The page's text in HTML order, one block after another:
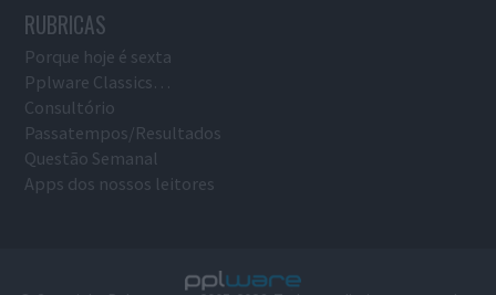
RUBRICAS
Porque hoje é sexta
Pplware Classics…
Consultório
Passatempos/Resultados
Questão Semanal
Apps dos nossos leitores